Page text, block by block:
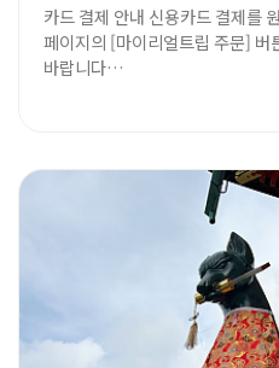
카드 결제 안내 신용카드 결제를
페이지의 [마이리얼트립 주문] 버
바랍니다…